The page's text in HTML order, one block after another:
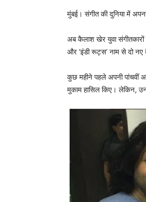
मुंबई। संगीत की दुनिया में
अब कैलाश खेर युवा
और ‘इंडी रूट्स’ नाम से दो नए
कुछ महीने पहले अपनी
मुकाम हासिल किए। लेकिन,